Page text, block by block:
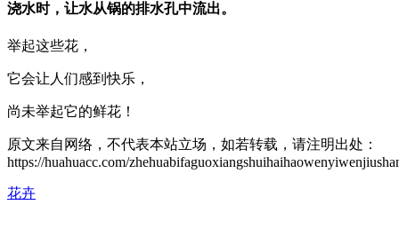
浇水时，让水从锅的排水孔中流出。
举起这些花，
它会让人们感到快乐，
尚未举起它的鲜花！
原文来自网络，不代表本站立场，如若转载，请注明出处：
https://huahuacc.com/
花卉